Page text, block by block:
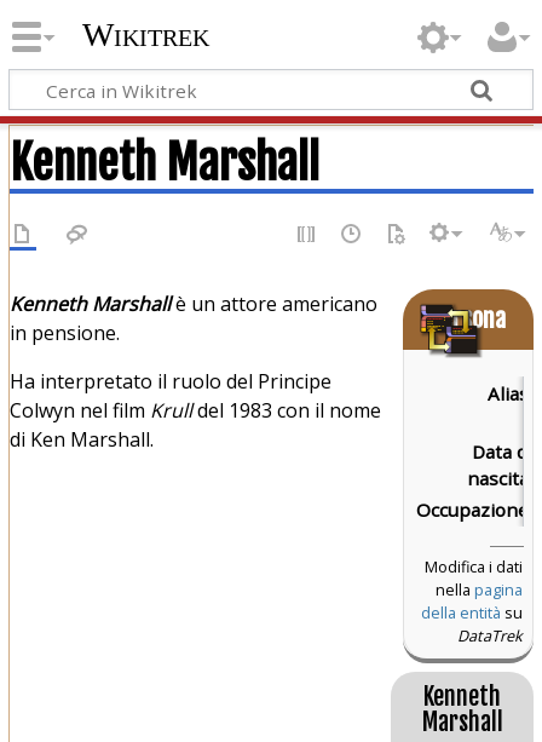
Wikitrek
Kenneth Marshall
Persona
Alias:
Data di
nascita:
Occupazione:
Modifica i dati
nella pagina
della entità su
DataTrek
Kenneth
Marshall
Kenneth Marshallè un attore americano
in pensione.
Ha interpretato il ruolo del Principe
Colwyn nel film Krulldel 1983 con il nome
di Ken Marshall.